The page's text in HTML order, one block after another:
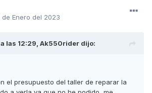
de Enero del 2023
las 12:29, Ak550rider dijo:
el presupuesto del taller de reparar la